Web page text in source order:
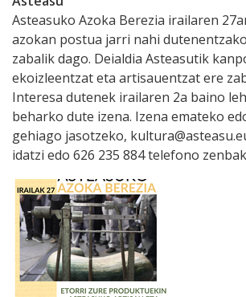
Asteasuko Azoka Berezia irailaren
azokan postua jarri nahi
zabalik dago. Deialdia Asteasutik
ekoizleentzat eta artisauentzat ere
Interesa dutenek irailaren 2a baino
beharko dute izena. Izena emateko
gehiago jasotzeko,
idatzi edo 626 235 884 telefono